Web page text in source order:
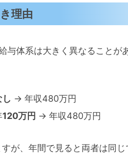
理由
与体系は大きく異なることが
し → 年収480万円
120万円 → 年収480万円
、年間で見ると両者は同じ